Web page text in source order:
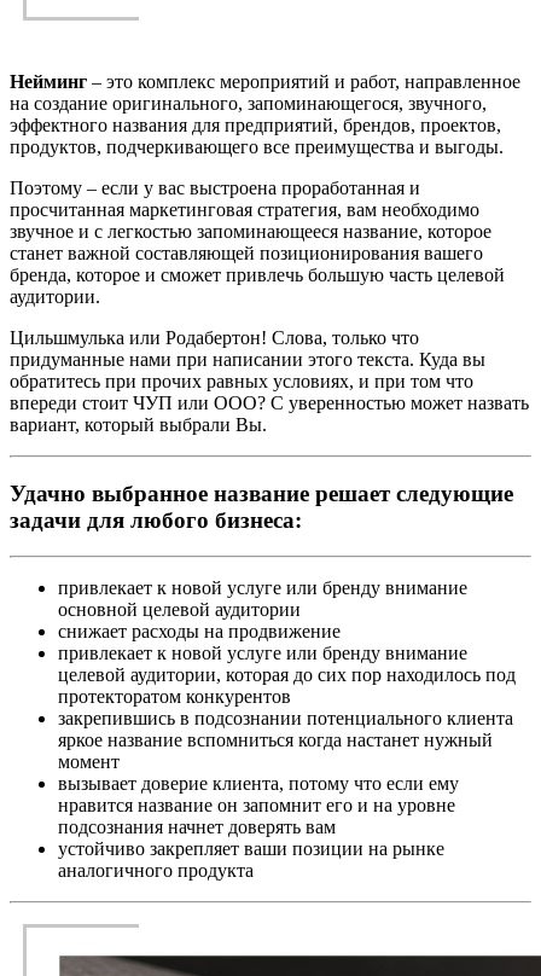
Нейминг – это комплекс мероприятий и работ, направленное
на создание оригинального, запоминающегося, звучного,
эффектного названия для предприятий, брендов, проектов,
продуктов, подчеркивающего все преимущества и выгоды.
Поэтому – если у вас выстроена проработанная и
просчитанная маркетинговая стратегия, вам необходимо
звучное и с легкостью запоминающееся название, которое
станет важной составляющей позиционирования вашего
бренда, которое и сможет привлечь большую часть целевой
аудитории.
Цильшмулька или Родабертон! Слова, только что
придуманные нами при написании этого текста. Куда вы
обратитесь при прочих равных условиях, и при том что
впереди стоит ЧУП или ООО? С уверенностью может назвать
вариант, который выбрали Вы.
Удачно выбранное название решает следующие
задачи для любого бизнеса:
привлекает к новой услуге или бренду внимание
основной целевой аудитории
снижает расходы на продвижение
привлекает к новой услуге или бренду внимание
целевой аудитории, которая до сих пор находилось под
протекторатом конкурентов
закрепившись в подсознании потенциального клиента
яркое название вспомниться когда настанет нужный
момент
вызывает доверие клиента, потому что если ему
нравится название он запомнит его и на уровне
подсознания начнет доверять вам
устойчиво закрепляет ваши позиции на рынке
аналогичного продукта